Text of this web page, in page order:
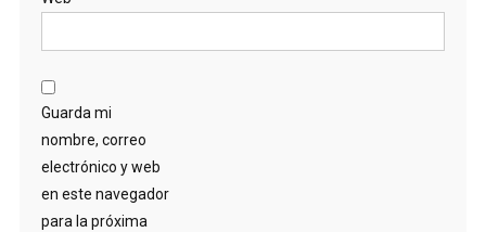
Guarda mi
nombre, correo
electrónico y web
en este navegador
para la próxima